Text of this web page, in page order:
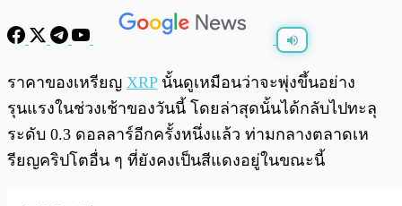
พร้อมเล่น 0:00 /
ราคาของเหรียญ XRPนั้นดูเหมือนว่าจะพุ่งขึ้นอย่าง
รุนแรงในช่วงเช้าของวันนี้ โดยล่าสุดนั้นได้กลับไปทะลุ
ระดับ 0.3 ดอลลาร์อีกครั้งหนึ่งแล้ว ท่ามกลางตลาดเห
รียญคริปโตอื่น ๆ ที่ยังคงเป็นสีแดงอยู่ในขณะนี้